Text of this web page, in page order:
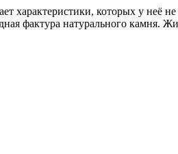
характеристики, которых у неё
фактура натурального